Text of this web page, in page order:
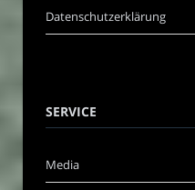
Datenschutzerklärung
SERVICE
Media